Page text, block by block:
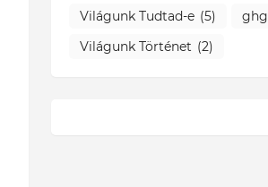
Világunk Tudtad-e (5) ghg
Világunk Történet (2)